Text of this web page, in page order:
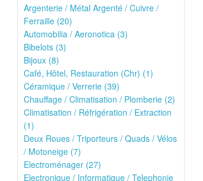
Argenterie / Métal Argenté / Cuivre /
Ferraille (20)
Automobilia / Aeronotica (3)
Bibelots (3)
Bijoux (8)
Café, Hôtel, Restauration (Chr) (1)
Céramique / Verrerie (39)
Chauffage / Climatisation / Plomberie (2)
Climatisation / Réfrigération / Extraction
(1)
Deux Roues / Triporteurs / Quads / Vélos
/ Motoneige (7)
Electroménager (27)
Electronique / Informatique / Telephonie